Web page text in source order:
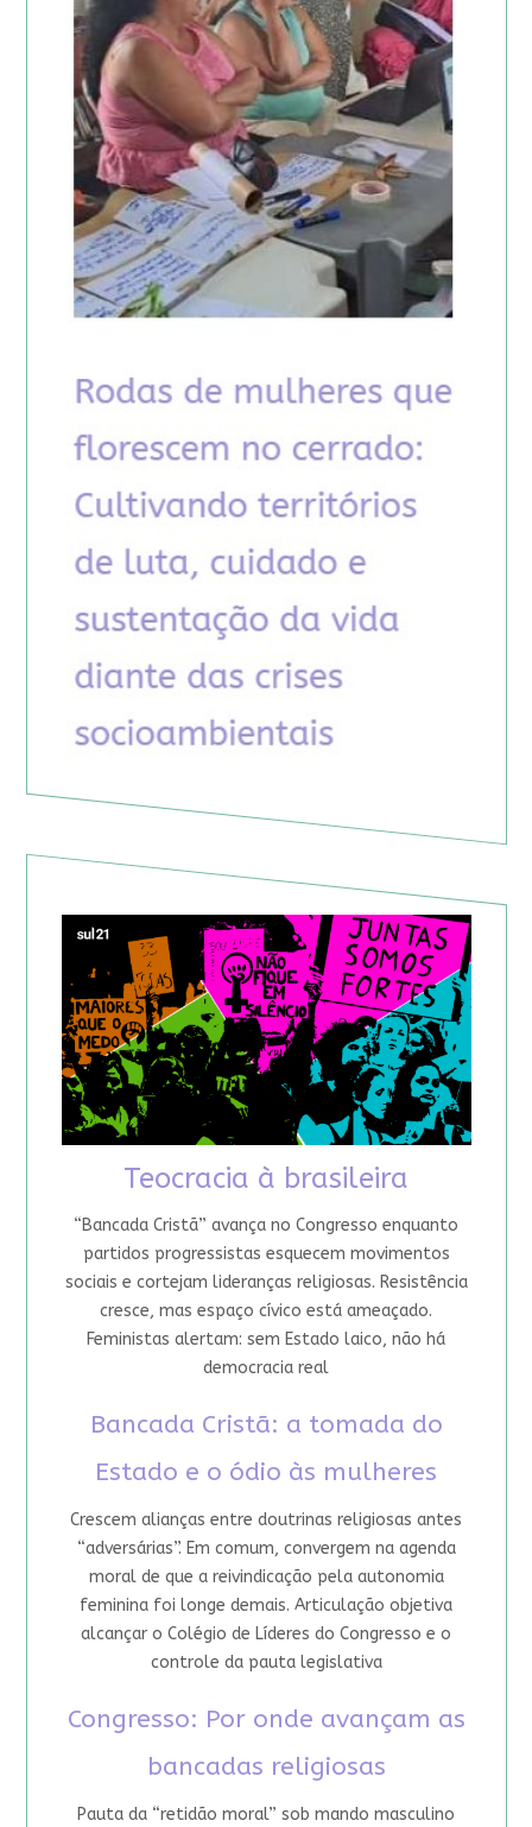
Teocracia à brasileira
“Bancada Cristã” avança no Congresso enquanto
partidos progressistas esquecem movimentos
sociais e cortejam lideranças religiosas. Resistência
cresce, mas espaço cívico está ameaçado.
Feministas alertam: sem Estado laico, não há
democracia real
Bancada Cristã: a tomada do
Estado e o ódio às mulheres
Crescem alianças entre doutrinas religiosas antes
“adversárias”. Em comum, convergem na agenda
moral de que a reivindicação pela autonomia
feminina foi longe demais. Articulação objetiva
alcançar o Colégio de Líderes do Congresso e o
controle da pauta legislativa
Congresso: Por onde avançam as
bancadas religiosas
Pauta da “retidão moral” sob mando masculino